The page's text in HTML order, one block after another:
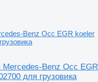
Benz Occ EGR koeler
Mercedes-Benz Occ EGR
для грузовика